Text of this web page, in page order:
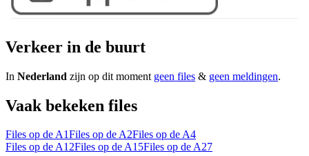
Verkeer in de buurt
In Nederland zijn op dit moment geen files & geen meldingen.
Vaak bekeken files
Files op de A1Files op de A2Files op de A4
Files op de A12Files op de A15Files op de A27